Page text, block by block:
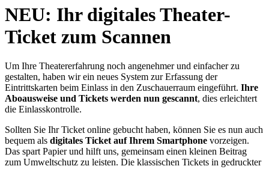
content
NEU: Ihr digitales Theater-
Ticket zum Scannen
Um Ihre Theatererfahrung noch angenehmer und einfacher zu
gestalten, haben wir ein neues System zur Erfassung der
Eintrittskarten beim Einlass in den Zuschauerraum eingeführt. Ihre
Aboausweise und Tickets werden nun gescannt, dies erleichtert
die Einlasskontrolle.
Sollten Sie Ihr Ticket online gebucht haben, können Sie es nun auch
bequem als digitales Ticket auf Ihrem Smartphone vorzeigen.
Das spart Papier und hilft uns, gemeinsam einen kleinen Beitrag
zum Umweltschutz zu leisten. Die klassischen Tickets in gedruckter